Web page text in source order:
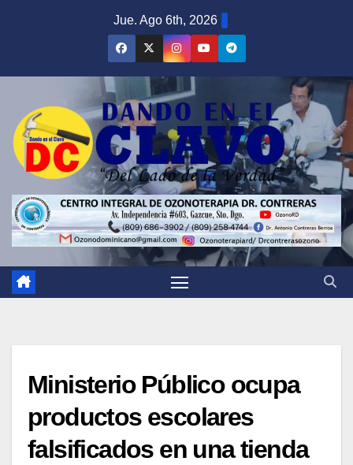
Jue. Ago 6th, 2026
Ministerio Público ocupa
productos escolares
falsificados en una tienda